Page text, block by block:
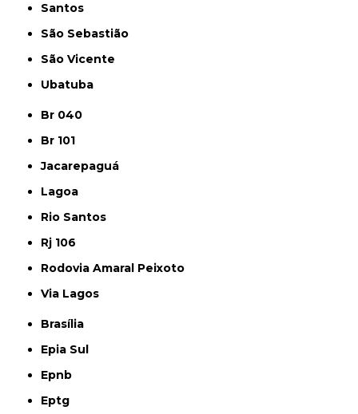
Santos
São Sebastião
São Vicente
Ubatuba
Br 040
Br 101
Jacarepaguá
Lagoa
Rio Santos
Rj 106
Rodovia Amaral Peixoto
Via Lagos
Brasília
Epia Sul
Epnb
Eptg